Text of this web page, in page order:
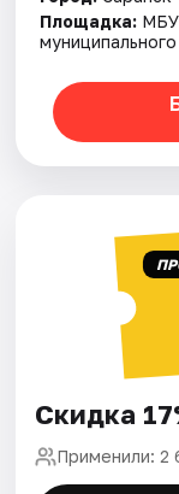
Площадка: МБУ
Скидка
Применили: 2